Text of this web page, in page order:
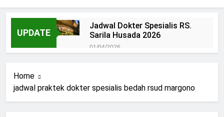
UPDATE
Jadwal Dokter Spesialis RS.
Sarila Husada 2026
01/04/2026
Pendaftaran Pasien BPJS
RSUD Margono
Home
jadwal praktek dokter spesialis bedah rsud margono